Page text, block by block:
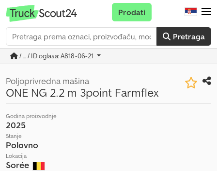
Pretraga
Prodati
/ ... / ID oglasa: A818-06-21
Poljoprivredna mašina
ONE NG 2.2 m 3point Farmflex
Godina proizvodnje
2025
Stanje
Polovno
Lokacija
Sorée